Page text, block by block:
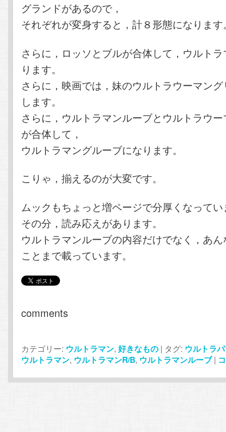
グランドがあるので，
それぞれが変身すると，計８形態になります
さらに，ロッソとブルが合体して，ウルト
ります。
さらに，映画では，妹のウルトラウーマン
します。
さらに，ウルトラマンルーブとウルトラウ
が合体して，
ウルトラマングルーブになります。
こりゃ，揃えるのが大変です。
ムックもちょっと増ページで分厚くなって
その分，読み応えがあります。
ウルトラマンルーブの内容だけでなく，あ
ことまで載っています。
comments
カテゴリー: ウルトラマン,好きなもの | タグ: ウルトラ
ウルトラマン, ウルトラマンR/B, ウルトラマンルーブ |